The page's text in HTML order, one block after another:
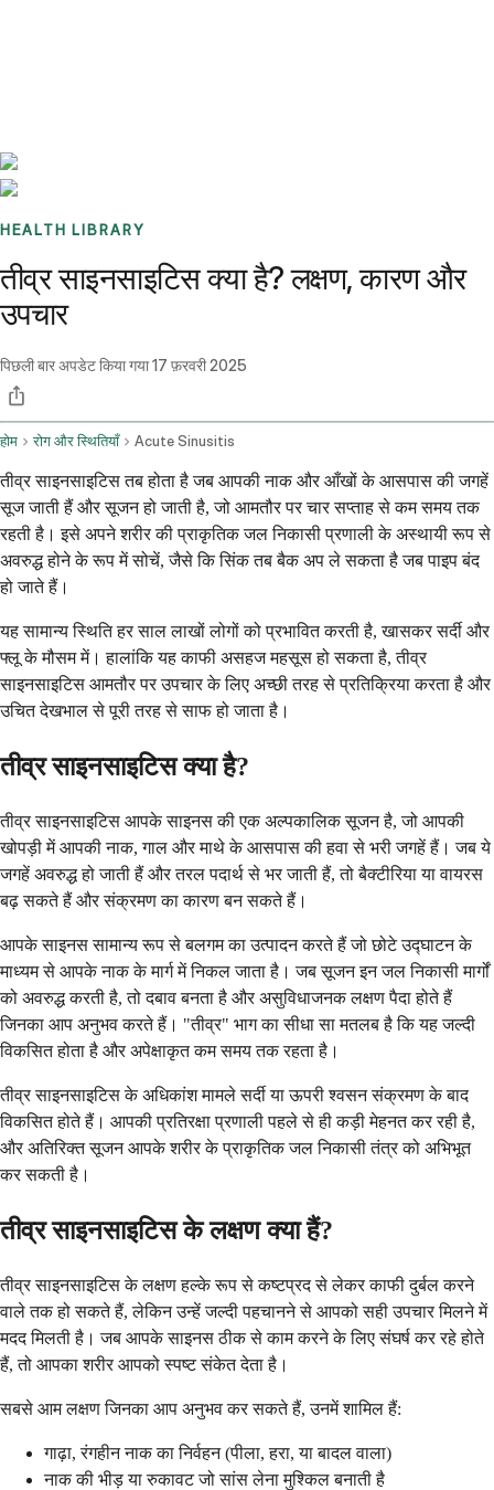
HEALTH LIBRARY
तीव्र साइनसाइटिस क्या है? लक्षण, कारण और
उपचार
पिछली बार अपडेट किया गया17 फ़रवरी 2025
होम रोग और स्थितियाँ Acute Sinusitis
तीव्र साइनसाइटिस तब होता है जब आपकी नाक और आँखों के आसपास की जगहें
सूज जाती हैं और सूजन हो जाती है, जो आमतौर पर चार सप्ताह से कम समय तक
रहती है। इसे अपने शरीर की प्राकृतिक जल निकासी प्रणाली के अस्थायी रूप से
अवरुद्ध होने के रूप में सोचें, जैसे कि सिंक तब बैक अप ले सकता है जब पाइप बंद
हो जाते हैं।
यह सामान्य स्थिति हर साल लाखों लोगों को प्रभावित करती है, खासकर सर्दी और
फ्लू के मौसम में। हालांकि यह काफी असहज महसूस हो सकता है, तीव्र
साइनसाइटिस आमतौर पर उपचार के लिए अच्छी तरह से प्रतिक्रिया करता है और
उचित देखभाल से पूरी तरह से साफ हो जाता है।
तीव्र साइनसाइटिस क्या है?
तीव्र साइनसाइटिस आपके साइनस की एक अल्पकालिक सूजन है, जो आपकी
खोपड़ी में आपकी नाक, गाल और माथे के आसपास की हवा से भरी जगहें हैं। जब ये
जगहें अवरुद्ध हो जाती हैं और तरल पदार्थ से भर जाती हैं, तो बैक्टीरिया या वायरस
बढ़ सकते हैं और संक्रमण का कारण बन सकते हैं।
आपके साइनस सामान्य रूप से बलगम का उत्पादन करते हैं जो छोटे उद्घाटन के
माध्यम से आपके नाक के मार्ग में निकल जाता है। जब सूजन इन जल निकासी मार्गों
को अवरुद्ध करती है, तो दबाव बनता है और असुविधाजनक लक्षण पैदा होते हैं
जिनका आप अनुभव करते हैं। "तीव्र" भाग का सीधा सा मतलब है कि यह जल्दी
विकसित होता है और अपेक्षाकृत कम समय तक रहता है।
तीव्र साइनसाइटिस के अधिकांश मामले सर्दी या ऊपरी श्वसन संक्रमण के बाद
विकसित होते हैं। आपकी प्रतिरक्षा प्रणाली पहले से ही कड़ी मेहनत कर रही है,
और अतिरिक्त सूजन आपके शरीर के प्राकृतिक जल निकासी तंत्र को अभिभूत
कर सकती है।
तीव्र साइनसाइटिस के लक्षण क्या हैं?
तीव्र साइनसाइटिस के लक्षण हल्के रूप से कष्टप्रद से लेकर काफी दुर्बल करने
वाले तक हो सकते हैं, लेकिन उन्हें जल्दी पहचानने से आपको सही उपचार मिलने में
मदद मिलती है। जब आपके साइनस ठीक से काम करने के लिए संघर्ष कर रहे होते
हैं, तो आपका शरीर आपको स्पष्ट संकेत देता है।
सबसे आम लक्षण जिनका आप अनुभव कर सकते हैं, उनमें शामिल हैं:
गाढ़ा, रंगहीन नाक का निर्वहन (पीला, हरा, या बादल वाला)
नाक की भीड़ या रुकावट जो सांस लेना मुश्किल बनाती है